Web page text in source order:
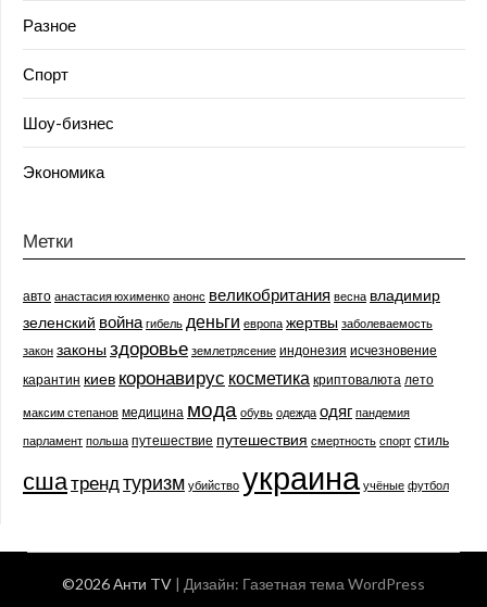
Разное
Спорт
Шоу-бизнес
Экономика
Метки
авто анастасия юхименко анонс великобритания весна владимир
зеленский война гибель деньги европа жертвы заболеваемость
закон законыздоровье землетрясение индонезия исчезновение
карантин киев коронавирус косметика криптовалюта лето
максим степанов медицина мода обувь одежда одяг пандемия
парламент польша путешествие путешествия смертность спорт стиль
сшатренд туризм убийство украина учёные футбол
©2026 Анти TV | Дизайн: Газетная тема WordPress